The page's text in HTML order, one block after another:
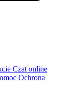
Czat online
Ochrona